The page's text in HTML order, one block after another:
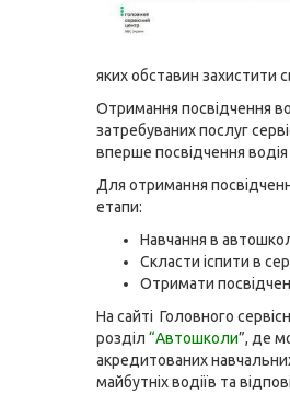
яких обставин захистити
Отримання посвідчення
затребуваних послуг
вперше посвідчення
Для отримання
етапи:
Навчання в
Скласти іспити в
Отримати
На сайті Головного
розділ “Автошколи”, де
акредитованих
майбутніх водіїв та